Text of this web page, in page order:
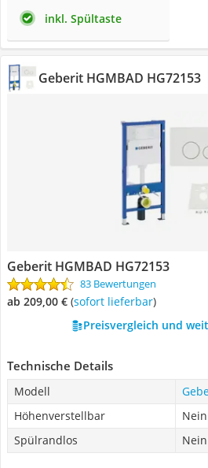
inkl. Spültaste
Geberit HGMBAD HG72153
Geberit HGMBAD HG72153
83 Bewertungen
ab 209,00 € ( Sofort lieferbar)
Preisvergleich und
Technische Details
Modell
Höhenverstellbar
Nein
Spülrandlos
Nein